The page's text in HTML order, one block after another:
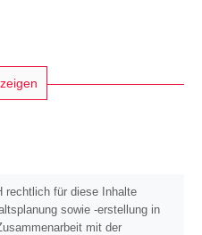
rechtlich für diese Inhalte
sowie -erstellung in
mit der